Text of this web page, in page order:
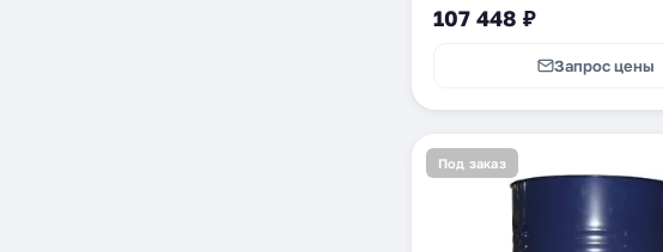
107 448 ₽
Запрос цены
Под заказ